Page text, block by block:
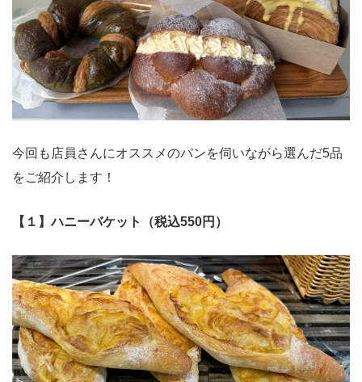
今回も店員さんにオススメのパンを伺いながら選んだ5品
をご紹介します！
【１】ハニーバケット（税込550円）